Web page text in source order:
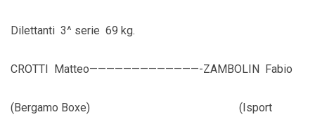
Dilettanti 3^ serie 69 kg.
CROTTI Matteo—————————————-ZAMBOLIN Fabio
(Bergamo Boxe) (Isport